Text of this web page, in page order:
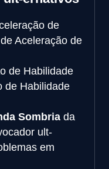
de
Aceleração de
de Habilidade
de Habilidade
Sombria da
ult-
em